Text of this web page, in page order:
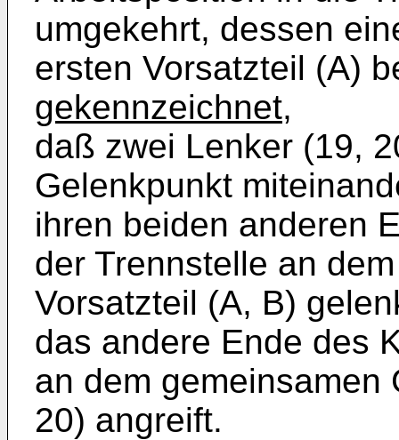
umgekehrt, dessen
ersten Vorsatzteil (A)
gekennzeichnet,
daß zwei Lenker (19,
Gelenkpunkt
ihren beiden anderen
der Trennstelle an
Vorsatzteil (A, B)
das andere Ende des
an dem gemeinsamen
20) angreift.